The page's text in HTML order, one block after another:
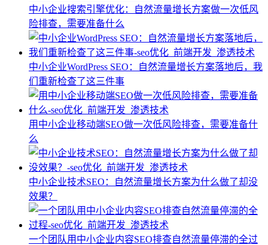
中小企业搜索引擎优化：自然流量增长方案做一次低风
险排查，需要准备什么
中小企业WordPress SEO：自然流量增长方案落地后，我
们重新检查了这三件事
用中小企业移动端SEO做一次低风险排查，需要准备什
么
中小企业技术SEO：自然流量增长方案为什么做了却没
效果？
一个团队用中小企业内容SEO排查自然流量停滞的全过